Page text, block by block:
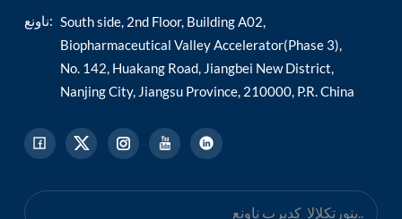
ناونع: South side, 2nd Floor, Building A02,
Biopharmaceutical Valley Accelerator(Phase 3),
No. 142, Huakang Road, Jiangbei New District,
Nanjing City, Jiangsu Province, 210000, P.R. China